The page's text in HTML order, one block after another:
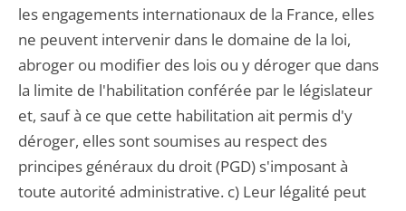
les engagements internationaux de la France, elles
ne peuvent intervenir dans le domaine de la loi,
abroger ou modifier des lois ou y déroger que dans
la limite de l'habilitation conférée par le législateur
et, sauf à ce que cette habilitation ait permis d'y
déroger, elles sont soumises au respect des
principes généraux du droit (PGD) s'imposant à
toute autorité administrative. c) Leur légalité peut